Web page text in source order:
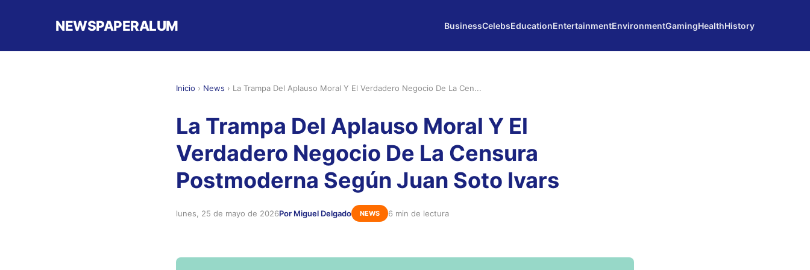
NEWSPAPERALUM BusinessCelebsEducationEntertainmentEnvironmentGamingHealthHistory
Inicio › News › La Trampa Del Aplauso Moral Y El Verdadero Negocio De La Cen...
La Trampa Del Aplauso Moral Y El
Verdadero Negocio De La Censura
Postmoderna Según Juan Soto Ivars
lunes, 25 de mayo de 2026Por Miguel Delgado NEWS 6 min de lectura